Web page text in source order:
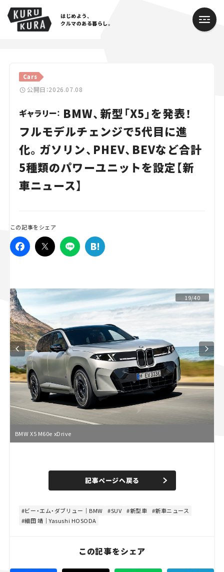
はじめよう、
クルマのある暮らし。
Cars
公開日：2026.07.08
ギャラリー： BMW、新型「X5」を発表！
フルモデルチェンジで5代目に進
化。ガソリン、PHEV、BEVなど合計
5種類のパワーユニットを設定【新
車ニュース】
この記事をシェア
19/40
BMW X5 M60e xDrive
n
e
d
4
記事ページへ戻る
ビー・エム・ダブリュー｜BMW SUV 新型車
新車ニュース
細田 靖｜Yasushi HOSODA
この記事をシェア
Cars
Lifestyle
Traffic
Special
Series
スズキ ジムニー｜Suzuki Jimny
マツダ｜Mazda
マツダ ロードスター｜Mazda Roadster